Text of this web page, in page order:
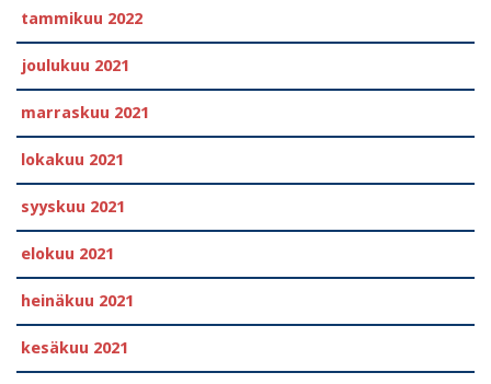
tammikuu 2022
joulukuu 2021
marraskuu 2021
lokakuu 2021
syyskuu 2021
elokuu 2021
heinäkuu 2021
kesäkuu 2021